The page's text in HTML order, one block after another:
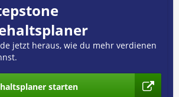
jetzt heraus, wie du mehr verdienen
starten